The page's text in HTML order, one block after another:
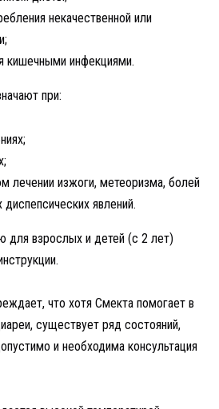
некачественной или
кишечными инфекциями.
при:
лечении изжоги, метеоризма, болей
явлений.
для взрослых и детей (с 2 лет)
что хотя Смекта помогает в
существует ряд состояний,
и необходима консультация